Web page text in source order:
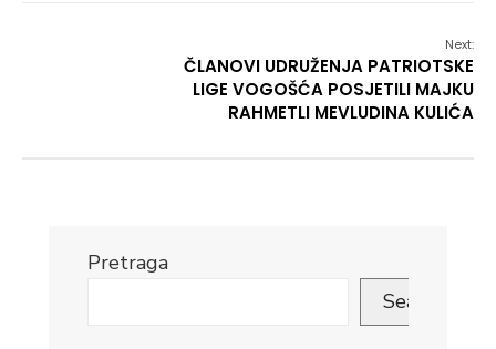
Next:
ČLANOVI UDRUŽENJA PATRIOTSKE
LIGE VOGOŠĆA POSJETILI MAJKU
RAHMETLI MEVLUDINA KULIĆA
Pretraga
Search